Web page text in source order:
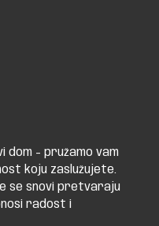
dom - pružamo vam
koju zaslužujete.
se snovi pretvaraju
radost i